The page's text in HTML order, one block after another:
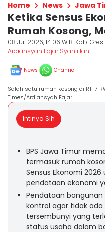
Home News Jawa
Ketika Sensus
Rumah Kosong,
08 Jul 2026, 14:06 WIB Kab.
Ardiansyah Fajar Syahlillah
News Channel
Salah satu rumah kosong di RT 17
Times/Ardiansyah Fajar.
Intinya Sih
BPS Jawa Timur
termasuk rumah
Sensus Ekonomi
pendataan ekonomi
Pendataan bangunan
kontrol agar tidak
tersembunyi yang
status usaha dalam